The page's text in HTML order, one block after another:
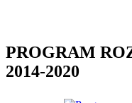
PROGRAM
2014-2020